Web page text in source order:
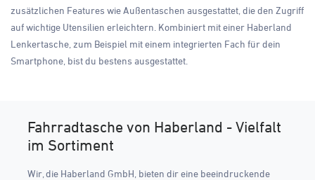
zusätzlichen Features wie Außentaschen ausgestattet, die den Zugriff
auf wichtige Utensilien erleichtern. Kombiniert mit einer Haberland
Lenkertasche, zum Beispiel mit einem integrierten Fach für dein
Smartphone, bist du bestens ausgestattet.
Fahrradtasche von Haberland - Vielfalt
im Sortiment
Wir, die Haberland GmbH, bieten dir eine beeindruckende